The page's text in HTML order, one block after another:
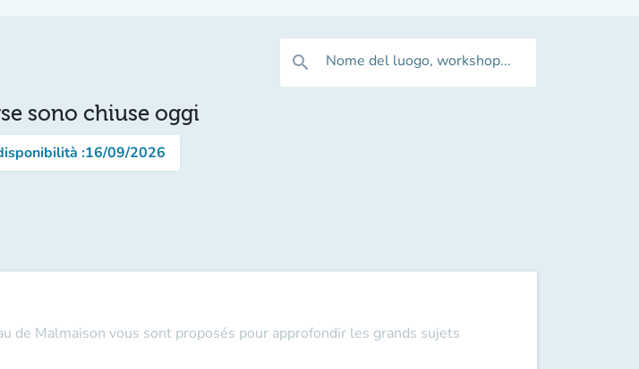
search Nome del luogo, workshop...
sono chiuse oggi
:16/09/2026
de Malmaison vous sont proposés pour approfondir les grands sujets